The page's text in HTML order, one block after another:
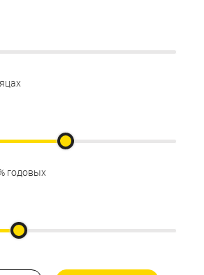
годовых